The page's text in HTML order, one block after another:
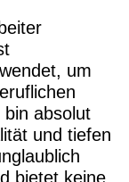
um
absolut
und tiefen
bietet keine